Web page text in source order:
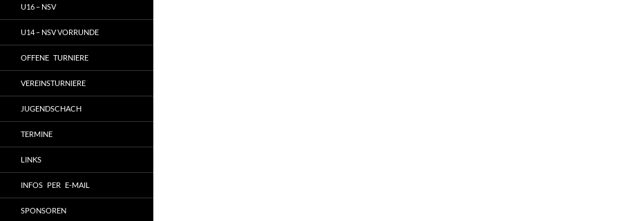
U16 – NSV
U14 – NSV VORRUNDE
OFFENE TURNIERE
VEREINSTURNIERE
JUGENDSCHACH
TERMINE
LINKS
INFOS PER E-MAIL
SPONSOREN